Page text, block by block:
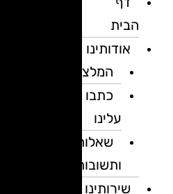
הבית
אודותינו
המלצות
כתבו
עלינו
שאלות
ותשובות
שירותינו